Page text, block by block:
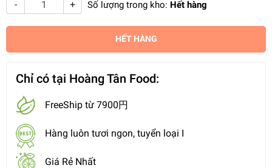
- + Số lượng trong kho: Hết hàng
HẾT HÀNG
Chỉ có tại Hoàng Tân Food:
FreeShip từ 7900円
Hàng luôn tươi ngon, tuyển loại I
Giá Rẻ Nhất